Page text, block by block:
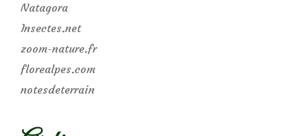
Natagora
Insectes.net
zoom-nature.fr
florealpes.com
notesdeterrain